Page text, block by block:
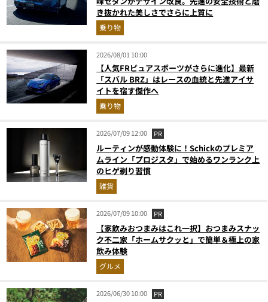
き抜かれた美しさでさらに上質に
乗り物
2026/08/01 10:00
【人気FRピュアスポーツがさらに進化】最新
「スバル BRZ」はレースの血統と先進アイサ
イトを宿す傑作へ
乗り物
2026/07/09 12:00 PR
ルーティンが感動体験に！Schickのプレミア
ムライン「プロジスタ」で始めるワンランク上
のヒゲ剃り習慣
雑貨
2026/07/09 10:00 PR
【家飲みおつまみはこれ一択】おつまみスナッ
ク不二家「ホームサクッと」で簡単＆極上の家
飲み体験
グルメ
2026/06/30 10:00 PR